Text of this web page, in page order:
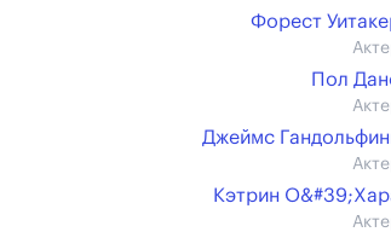
Форест
Пол
Джеймс
Кэтрин